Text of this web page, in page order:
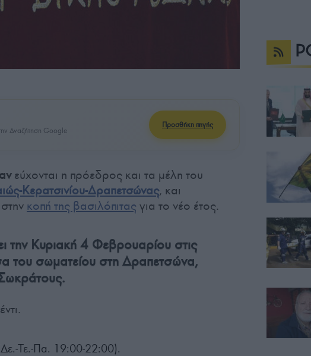
Αναζήτηση Google
Προσθήκη πηγής
εύχονται η πρόεδρος και τα μέλη του
Κερατσινίου-Δραπετσώνας, και
κοπή της βασιλόπιτας για το νέο έτος.
την Κυριακή 4 Φεβρουαρίου στις
του σωματείου στη Δραπετσώνα,
Τε.-Πα. 19:00-22:00).